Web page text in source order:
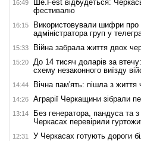
16:49
Ше.Fest відбудеться:
фестивалю
16:15
Використовували шифри
адміністратора груп у
15:33 Війна забрала життя двох
15:20
До 14 тисяч доларів за
схему незаконного виїзду
14:44 Вічна пам'ять: пішла з життя
14:26 Аграрії Черкащини зібрали
13:14
Без генератора, пандуса та
Черкасах перевірили
12:31
У Черкасах готують дороги